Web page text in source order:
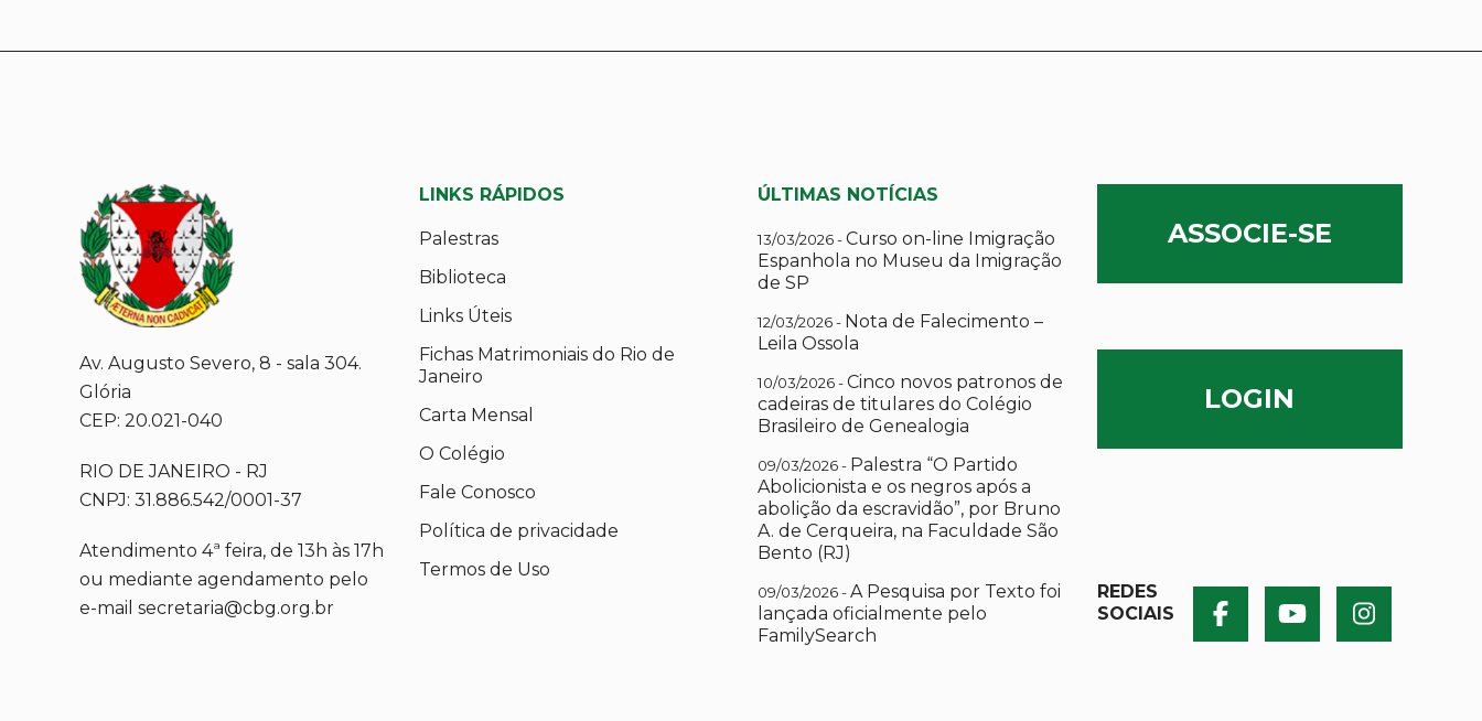
Av. Augusto Severo, 8 - sala 304.
Glória
CEP: 20.021-040
RIO DE JANEIRO - RJ
CNPJ: 31.886.542/0001-37
Atendimento 4ª feira, de 13h às 17h
ou mediante agendamento pelo
e-mail secretaria@cbg.org.br
LINKS RÁPIDOS
Palestras
Biblioteca
Links Úteis
Fichas Matrimoniais do Rio de
Janeiro
Carta Mensal
O Colégio
Fale Conosco
Política de privacidade
Termos de Uso
ÚLTIMAS NOTÍCIAS
13/03/2026 -Curso on-line Imigração
Espanhola no Museu da Imigração
de SP
12/03/2026 - Nota de Falecimento –
Leila Ossola
10/03/2026 -Cinco novos patronos de
cadeiras de titulares do Colégio
Brasileiro de Genealogia
09/03/2026 - Palestra “O Partido
Abolicionista e os negros após a
abolição da escravidão”, por Bruno
A. de Cerqueira, na Faculdade São
Bento (RJ)
09/03/2026 -A Pesquisa por Texto foi
lançada oficialmente pelo
FamilySearch
ASSOCIE-SE
LOGIN
REDES
SOCIAIS